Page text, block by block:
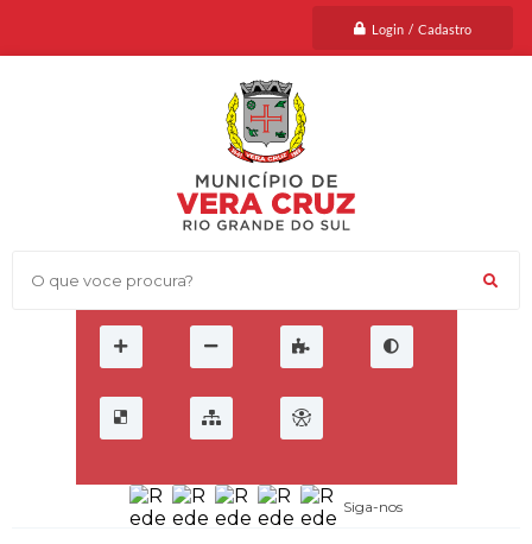
Login / Cadastro
O que voce procura?
Siga-nos